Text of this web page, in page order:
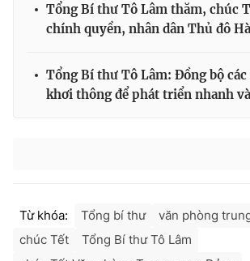
Tổng Bí thư Tô Lâm thăm, chúc
chính quyền, nhân dân Thủ đô
Tổng Bí thư Tô Lâm: Đồng bộ
khơi thông để phát triển nhanh
Từ khóa: Tổng bí thư
văn phòng
chúc Tết
Tổng Bí thư Tô Lâm